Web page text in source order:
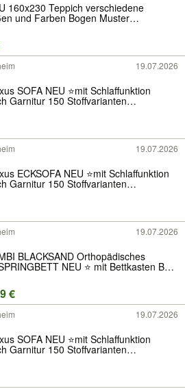
160x230 Teppich verschiedene
und Farben Bogen Muster
Läufer Hochflor Kurzflor 3D
Beige Cream Grau Anthrazit Weiß
Orientalisch Orient Antirutsch
modern 19.07.2026
SOFA NEU ⭐mit Schlaffunktion
Garnitur 150 Stoffvarianten
Modern Modular Sofa Ikea Beige Weiß
Groß Klein Cord L-Form
19.07.2026
ECKSOFA NEU ⭐mit Schlaffunktion
Garnitur 150 Stoffvarianten
Modern Modular Sofa Ikea Beige Weiß
Groß Klein Cord L-Form
19.07.2026
BLACKSAND Orthopädisches
NEU ⭐ mit Bettkasten Bett
Topper Stauraum Ratenkauf Stoff
Kopfteil H2 H3 H4 Modern Möbel Sofa
€
19.07.2026
SOFA NEU ⭐mit Schlaffunktion
Garnitur 150 Stoffvarianten
Modern Modular Sofa Ikea Beige Weiß
Groß Klein L-Form